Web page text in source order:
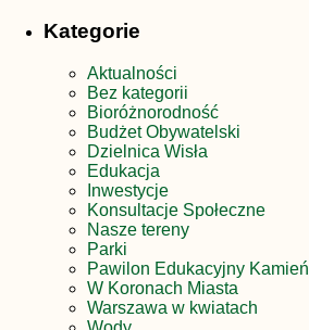
Kategorie
Aktualności
Bez kategorii
Bioróżnorodność
Budżet Obywatelski
Dzielnica Wisła
Edukacja
Inwestycje
Konsultacje Społeczne
Nasze tereny
Parki
Pawilon Edukacyjny Kamień
W Koronach Miasta
Warszawa w kwiatach